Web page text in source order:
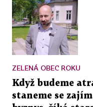
ZELENÁ OBEC ROKU
Když budeme
staneme se